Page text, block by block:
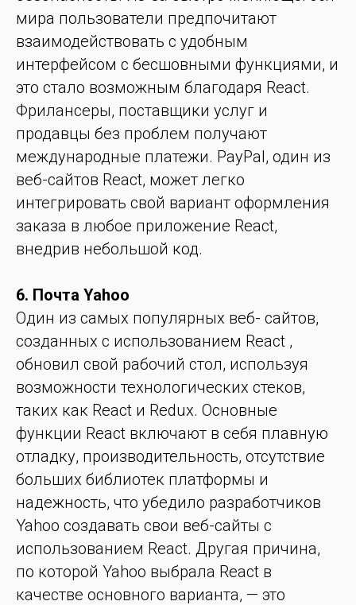
мира пользователи предпочитают
взаимодействовать с удобным
интерфейсом с бесшовными функциями, и
это стало возможным благодаря React.
Фрилансеры, поставщики услуг и
продавцы без проблем получают
международные платежи. PayPal, один из
веб-сайтов React, может легко
интегрировать свой вариант оформления
заказа в любое приложение React,
внедрив небольшой код.
6. Почта Yahoo
Один из самых популярных веб- сайтов,
созданных с использованием React ,
обновил свой рабочий стол, используя
возможности технологических стеков,
таких как React и Redux. Основные
функции React включают в себя плавную
отладку, производительность, отсутствие
больших библиотек платформы и
надежность, что убедило разработчиков
Yahoo создавать свои веб-сайты с
использованием React. Другая причина,
по которой Yahoo выбрала React в
качестве основного варианта, — это